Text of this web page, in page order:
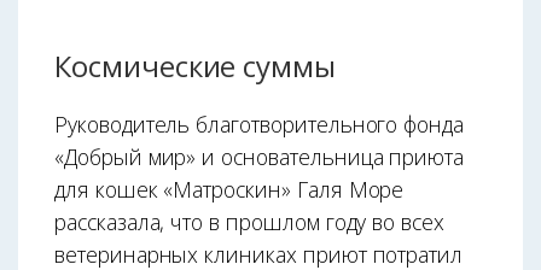
Космические суммы
Руководитель благотворительного фонда
«Добрый мир» и основательница приюта
для кошек «Матроскин» Галя Море
рассказала, что в прошлом году во всех
ветеринарных клиниках приют потратил